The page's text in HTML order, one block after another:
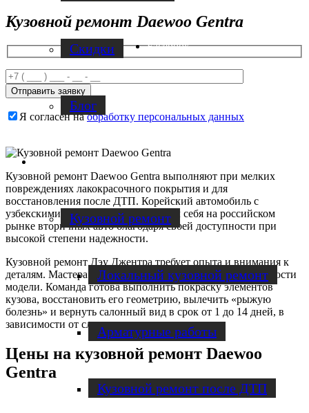
Скидки
Блог
Кузовной ремонт
Локальный кузовной ремонт
Арматурные работы
Кузовной ремонт после ДТП
Facebook
Кузовной ремонт Daewoo Gentra
Я согласен наобработку персональных данных
Кузовной ремонт Daewoo Gentra выполняют при мелких
повреждениях лакокрасочного покрытия и для
восстановления после ДТП. Корейский автомобиль с
узбекскими корнями зарекомендовал себя на российском
рынке вторичных авто благодаря своей доступности при
высокой степени надежности.
Кузовной ремонт Дэу Джентра требует опыта и внимания к
деталям. Мастера Magic Cars знают технические особенности
модели. Команда готова выполнить покраску элементов
кузова, восстановить его геометрию, вылечить «рыжую
болезнь» и вернуть салонный вид в срок от 1 до 14 дней, в
зависимости от сложности ремонта.
Цены на кузовной ремонт Daewoo
Gentra